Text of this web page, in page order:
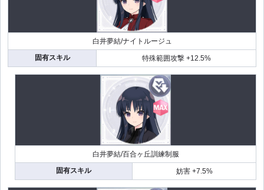
白井夢結/ナイトルージュ
固有スキル
特殊範囲攻撃 +12.5%
白井夢結/百合ヶ丘訓練制服
固有スキル
妨害 +7.5%